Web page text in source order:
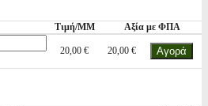
Τιμή/ΜΜ Αξία με ΦΠΑ
20,00 € 20,00 €